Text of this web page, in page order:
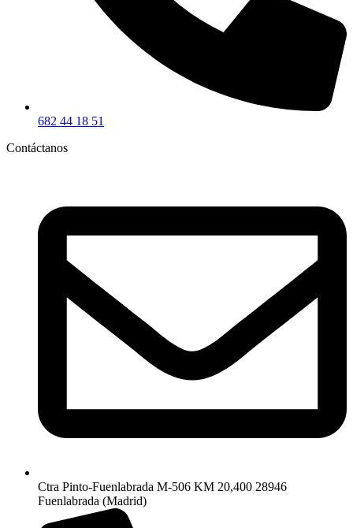
682 44 18 51
Contáctanos
Ctra Pinto-Fuenlabrada M-506 KM 20,400 28946
Fuenlabrada (Madrid)